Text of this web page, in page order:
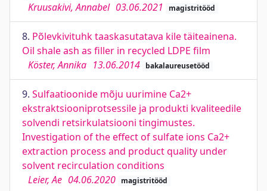
Kruusakivi, Annabel 03.06.2021 magistritööd
8. Põlevkivituhk taaskasutatava kile täiteainena.
Oil shale ash as filler in recycled LDPE film
Köster, Annika 13.06.2014 bakalaureusetööd
9. Sulfaatioonide mõju uurimine Ca2+
ekstraktsiooniprotsessile ja produkti kvaliteedile
solvendi retsirkulatsiooni tingimustes.
Investigation of the effect of sulfate ions Ca2+
extraction process and product quality under
solvent recirculation conditions
Leier, Ae 04.06.2020 magistritööd